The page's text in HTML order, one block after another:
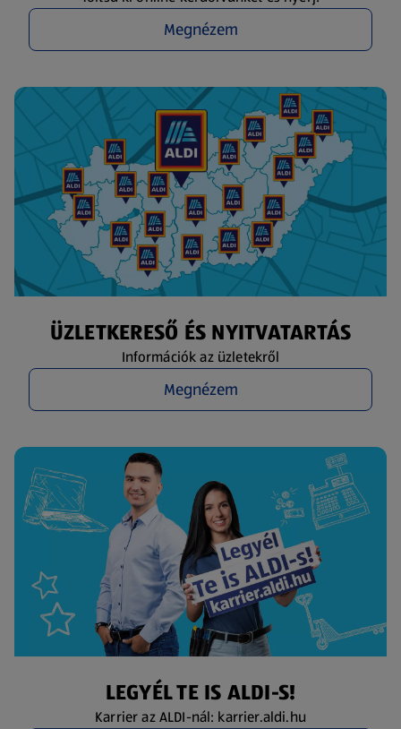
Megnézem
ÜZLETKERESŐ ÉS NYITVATARTÁS
Információk az üzletekről
Megnézem
LEGYÉL TE IS ALDI-S!
Karrier az ALDI-nál: karrier.aldi.hu